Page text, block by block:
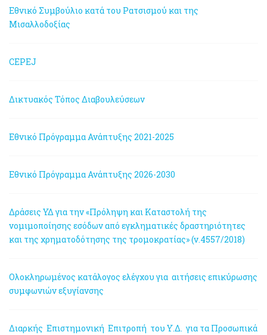
Εθνικό Συμβούλιο κατά του Ρατσισμού και της
Μισαλλοδοξίας
CEPEJ
Δικτυακός Τόπος Διαβουλεύσεων
Εθνικό Πρόγραμμα Ανάπτυξης 2021-2025
Εθνικό Πρόγραμμα Ανάπτυξης 2026-2030
Δράσεις ΥΔ για την «Πρόληψη και Καταστολή της
νομιμοποίησης εσόδων από εγκληματικές δραστηριότητες
και της χρηματοδότησης της τρομοκρατίας» (ν.4557/2018)
Ολοκληρωμένος κατάλογος ελέγχου για αιτήσεις επικύρωσης
συμφωνιών εξυγίανσης
Διαρκής Επιστημονική Επιτροπή του Υ.Δ. για τα Προσωπικά